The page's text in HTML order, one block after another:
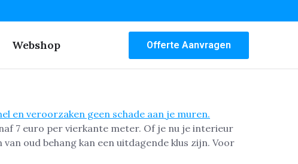
Webshop Offerte Aanvragen
7 euro per vierkante meter. Of je nu je interieur
oud behang kan een uitdagende klus zijn. Voor